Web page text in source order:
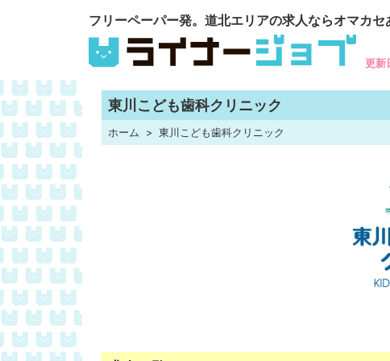
フリーペーパー発。道北エリアの求人ならオマカセ
更新
東川こども歯科クリニック
ホーム 東川こども歯科クリニック